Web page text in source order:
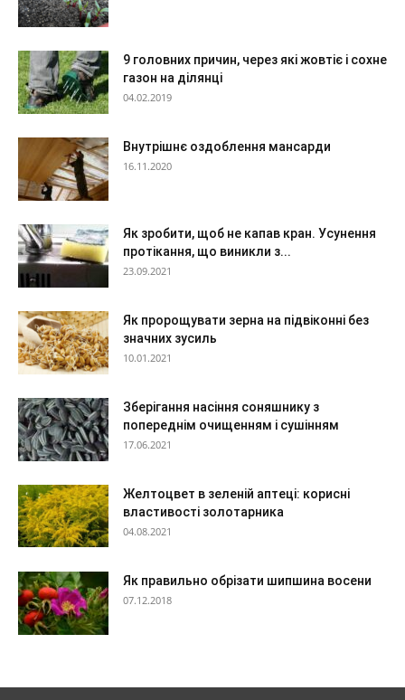
9 головних причин, через які жовтіє і сохне
газон на ділянці
04.02.2019
Внутрішнє оздоблення мансарди
16.11.2020
Як зробити, щоб не капав кран. Усунення
протікання, що виникли з...
23.09.2021
Як пророщувати зерна на підвіконні без
значних зусиль
10.01.2021
Зберігання насіння соняшнику з
попереднім очищенням і сушінням
17.06.2021
Желтоцвет в зеленій аптеці: корисні
властивості золотарника
04.08.2021
Як правильно обрізати шипшина восени
07.12.2018